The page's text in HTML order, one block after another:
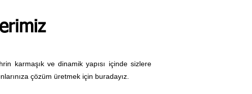
karmaşık ve dinamik yapısı içinde sizlere
çözüm üretmek için buradayız.